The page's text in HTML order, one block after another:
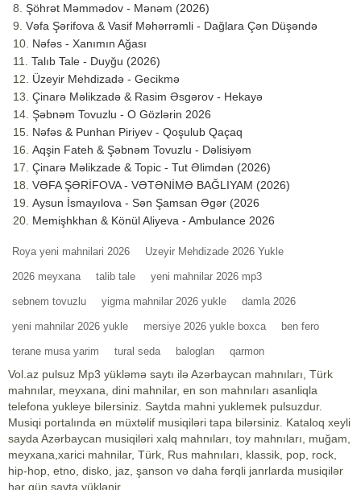
Şöhrət Məmmədov - Mənəm (2026)
Vəfa Şərifova & Vasif Məhərrəmli - Dağlara Çən Düşəndə
Nəfəs - Xanımın Ağası
Talıb Tale - Duyğu (2026)
Üzeyir Mehdizadə - Gecikmə
Çinarə Məlikzadə & Rasim Əsgərov - Hekayə
Şəbnəm Tovuzlu - O Gözlərin 2026
Nəfəs & Punhan Piriyev - Qoşulub Qaçaq
Aqşin Fateh & Şəbnəm Tovuzlu - Dəlisiyəm
Çinarə Məlikzade & Topic - Tut Əlimdən (2026)
VƏFA ŞƏRİFOVA - VƏTƏNİMƏ BAĞLIYAM (2026)
Aysun İsmayılova - Sən Şamsan Əgər (2026
Memişhkhan & Könül Aliyeva - Ambulance 2026
Roya yeni mahnilari 2026 Uzeyir Mehdizade 2026 Yukle
2026 meyxana talib tale yeni mahnilar 2026 mp3
sebnem tovuzlu yigma mahnilar 2026 yukle damla 2026
yeni mahnilar 2026 yukle mersiye 2026 yukle boxca ben fero
terane musa yarim tural seda baloglan qarmon
Vol.az pulsuz Mp3 yükləmə saytı ilə Azərbaycan mahnıları, Türk
mahnılar, meyxana, dini mahnilar, en son mahnıları asanliqla
telefona yukleye bilersiniz. Saytda mahni yuklemek pulsuzdur.
Musiqi portalında ən müxtəlif musiqiləri tapa bilərsiniz. Kataloq xeyli
sayda Azərbaycan musiqiləri xalq mahnıları, toy mahnıları, muğam,
meyxana,xarici mahnilar, Türk, Rus mahnıları, klassik, pop, rock,
hip-hop, etno, disko, jaz, şanson və daha fərqli janrlarda musiqilər
hər gün sayta yüklənir.